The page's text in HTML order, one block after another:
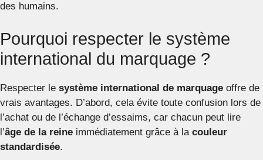
des humains.
Pourquoi respecter le système
international du marquage ?
Respecter le système international de marquage offre de
vrais avantages. D’abord, cela évite toute confusion lors de
l’achat ou de l’échange d’essaims, car chacun peut lire
l’âge de la reine immédiatement grâce à la couleur
standardisée.